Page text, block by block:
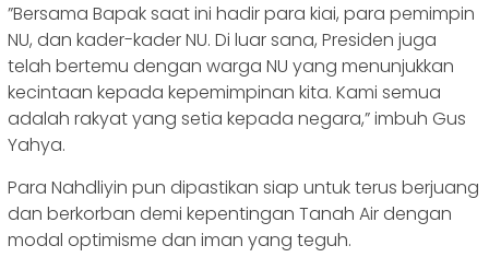
‎”Bersama Bapak saat ini hadir para kiai, para pemimpin
NU, dan kader-kader NU. Di luar sana, Presiden juga
telah bertemu dengan warga NU yang menunjukkan
kecintaan kepada kepemimpinan kita. Kami semua
adalah rakyat yang setia kepada negara,” imbuh Gus
Yahya.
‎Para Nahdliyin pun dipastikan siap untuk terus berjuang
dan berkorban demi kepentingan Tanah Air dengan
modal optimisme dan iman yang teguh.